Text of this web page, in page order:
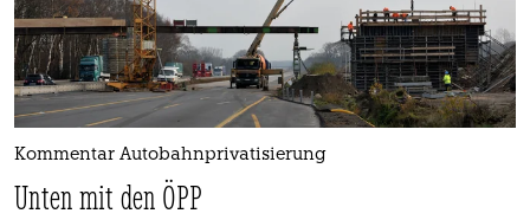
Kommentar Autobahnprivatisierung
Unten mit den ÖPP